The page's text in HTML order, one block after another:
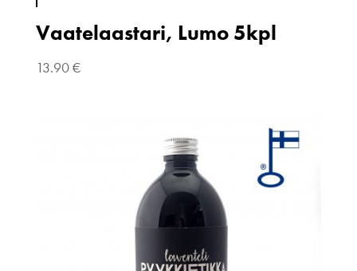
Vaatelaastari, Lumo 5kpl
13.90€